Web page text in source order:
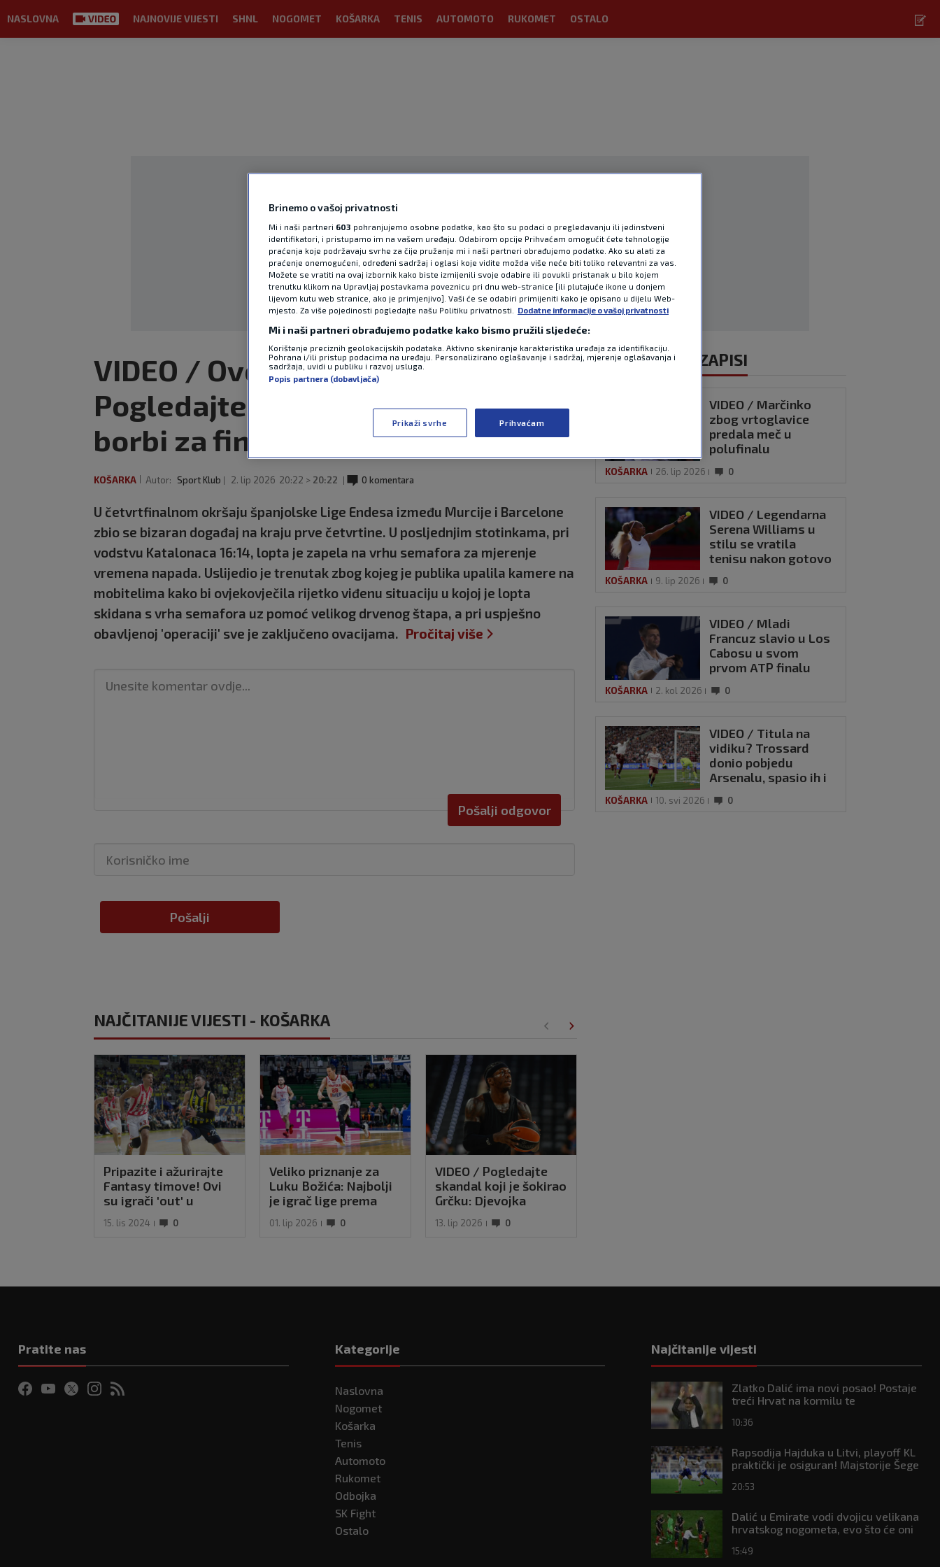
NASLOVNA NAJNOVIJE VIJESTI SHNL NOGOMET KOŠARKA TENIS AUTOMOTO RUKOMET OSTALO
OGLAS
VIDEO / Ovo se rijetko viđa:
Pogledajte gdje je lopta zapela u
borbi za finale
KOŠARKA Autor: Sport Klub 2. lip 2026 20:22 > 20:22 0 komentara
U četvrtfinalnom okršaju španjolske Lige Endesa između Murcije i Barcelone
zbio se bizaran događaj na kraju prve četvrtine. U posljednjim stotinkama, pri
vodstvu Katalonaca 16:14, lopta je zapela na vrhu semafora za mjerenje
vremena napada. Uslijedio je trenutak zbog kojeg je publika upalila kamere na
mobitelima kako bi ovjekovječila rijetko viđenu situaciju u kojoj je lopta
skidana s vrha semafora uz pomoć velikog drvenog štapa, a pri uspješno
obavljenoj 'operaciji' sve je zaključeno ovacijama. Pročitaj više
Pošalji odgovor
Pošalji
NAJČITANIJE VIJESTI - KOŠARKA
Pripazite i ažurirajte
Fantasy timove! Ovi
su igrači 'out' u
15. lis 2024 0
Veliko priznanje za
Luku Božića: Najbolji
je igrač lige prema
01. lip 2026 0
VIDEO / Pogledajte
skandal koji je šokirao
Grčku: Djevojka
Panathinaikosa
13. lip 2026 0
OSTALI VIDEOZAPISI
VIDEO / Marčinko
zbog vrtoglavice
predala meč u
polufinalu
KOŠARKA 26. lip 2026 0
VIDEO / Legendarna
Serena Williams u
stilu se vratila
tenisu nakon gotovo
KOŠARKA 9. lip 2026 0
VIDEO / Mladi
Francuz slavio u Los
Cabosu u svom
prvom ATP finalu
KOŠARKA 2. kol 2026 0
VIDEO / Titula na
vidiku? Trossard
donio pobjedu
Arsenalu, spasio ih i
KOŠARKA 10. svi 2026 0
Pratite nas Kategorije
Naslovna
Nogomet
Košarka
Tenis
Automoto
Rukomet
Odbojka
SK Fight
Ostalo
Najčitanije vijesti
Zlatko Dalić ima novi posao! Postaje
treći Hrvat na kormilu te
10:36
Rapsodija Hajduka u Litvi, playoff KL
praktički je osiguran! Majstorije Šege
20:53
Dalić u Emirate vodi dvojicu velikana
hrvatskog nogometa, evo što će oni
15:49
Brinemo o vašoj privatnosti
Mi i naši partneri 603 pohranjujemo osobne podatke, kao što su podaci o pregledavanju ili jedinstveni
identifikatori, i pristupamo im na vašem uređaju. Odabirom opcije Prihvaćam omogućit ćete tehnologije
praćenja koje podržavaju svrhe za čije pružanje mi i naši partneri obrađujemo podatke. Ako su alati za
praćenje onemogućeni, određeni sadržaj i oglasi koje vidite možda više neće biti toliko relevantni za vas.
Možete se vratiti na ovaj izbornik kako biste izmijenili svoje odabire ili povukli pristanak u bilo kojem
trenutku klikom na Upravljaj postavkama poveznicu pri dnu web-stranice [ili plutajuće ikone u donjem
lijevom kutu web stranice, ako je primjenjivo]. Vaši će se odabiri primijeniti kako je opisano u dijelu Web-
mjesto. Za više pojedinosti pogledajte našu Politiku privatnosti.
Dodatne informacije o vašoj privatnosti
Mi i naši partneri obrađujemo podatke kako bismo pružili sljedeće:
Korištenje preciznih geolokacijskih podataka. Aktivno skeniranje karakteristika uređaja za identifikaciju.
Pohrana i/ili pristup podacima na uređaju. Personalizirano oglašavanje i sadržaj, mjerenje oglašavanja i
sadržaja, uvidi u publiku i razvoj usluga.
Popis partnera (dobavljača)
Prikaži svrhe Prihvaćam